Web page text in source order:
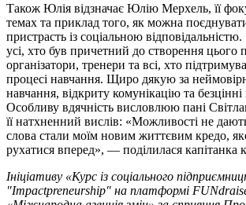
Також Юлія відзначає Юлію Мерхель, її
темах та приклад того, як можна
пристрасть із соціальною
усі, хто був причетний до створення
організатори, тренери та всі, хто
процесі навчання. Щиро дякую за
навчання, відкриту комунікацію та
Особливу вдячність висловлюю пані
її натхненний вислів: «Можливості не
слова стали моїм новим життєвим кредо,
рухатися вперед», — поділилася капітанка
Ініціативу «Курс із соціального
"Impactpreneurship" на платформі